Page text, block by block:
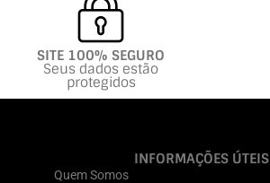
SITE 100% SEGURO
Seus dados estão
protegidos
INFORMAÇÕES ÚTEIS
Quem Somos